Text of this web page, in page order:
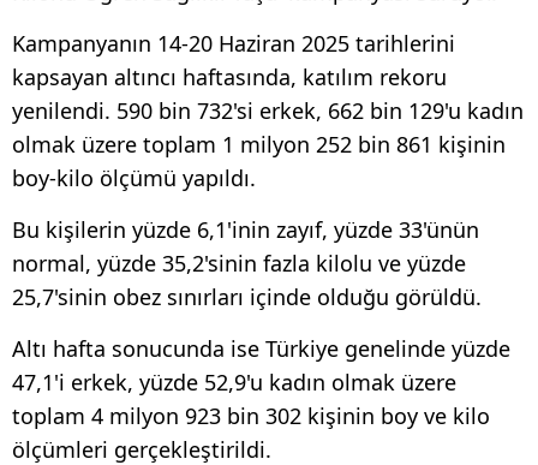
Kampanyanın 14-20 Haziran 2025 tarihlerini
kapsayan altıncı haftasında, katılım rekoru
yenilendi. 590 bin 732'si erkek, 662 bin 129'u kadın
olmak üzere toplam 1 milyon 252 bin 861 kişinin
boy-kilo ölçümü yapıldı.
Bu kişilerin yüzde 6,1'inin zayıf, yüzde 33'ünün
normal, yüzde 35,2'sinin fazla kilolu ve yüzde
25,7'sinin obez sınırları içinde olduğu görüldü.
Altı hafta sonucunda ise Türkiye genelinde yüzde
47,1'i erkek, yüzde 52,9'u kadın olmak üzere
toplam 4 milyon 923 bin 302 kişinin boy ve kilo
ölçümleri gerçekleştirildi.